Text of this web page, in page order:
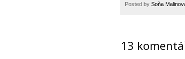
Posted by Soňa
13